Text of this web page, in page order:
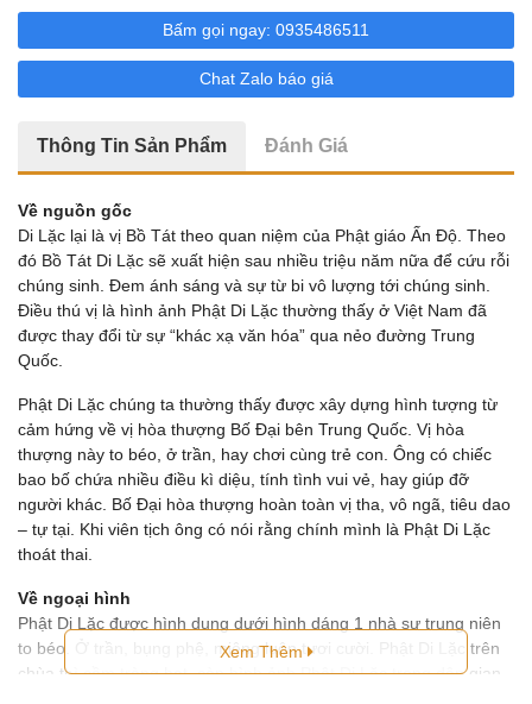
Quan Âm Thuần Phục 12 Con Giáp
Tứ Đại Thiên Vương
Tượng Chú Tiểu
18 Vị La Hán
Tượng Chuẩn Đề
Di Lặc
Tượng Kỳ Lân
Bổn Sư Thích Ca
Địa Tạng Vương
Bấm gọi ngay: 0935486511
Chat Zalo báo giá
Thông Tin Sản Phẩm Đánh Giá
Về nguồn gốc
Di Lặc lại là vị Bồ Tát theo quan niệm của Phật giáo Ấn Độ. Theo
đó Bồ Tát Di Lặc sẽ xuất hiện sau nhiều triệu năm nữa để cứu rỗi
chúng sinh. Đem ánh sáng và sự từ bi vô lượng tới chúng sinh.
Điều thú vị là hình ảnh Phật Di Lặc thường thấy ở Việt Nam đã
được thay đổi từ sự “khác xạ văn hóa” qua nẻo đường Trung
Quốc.
Phật Di Lặc chúng ta thường thấy được xây dựng hình tượng từ
cảm hứng về vị hòa thượng Bố Đại bên Trung Quốc. Vị hòa
thượng này to béo, ở trần, hay chơi cùng trẻ con. Ông có chiếc
bao bố chứa nhiều điều kì diệu, tính tình vui vẻ, hay giúp đỡ
người khác. Bố Đại hòa thượng hoàn toàn vị tha, vô ngã, tiêu dao
– tự tại. Khi viên tịch ông có nói rằng chính mình là Phật Di Lặc
thoát thai.
Về ngoại hình
Phật Di Lặc được hình dung dưới hình dáng 1 nhà sư trung niên
to béo. Ở trần, bụng phệ, miệng luôn tươi cười. Phật Di Lặc trên
chùa thì cầm tràng hạt, còn hình ảnh Phật Di Lặc trong dân gian
Xem Thêm